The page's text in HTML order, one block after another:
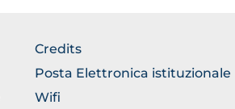
BROWSE
THE
SECTION
Credits
Posta Elettronica istituzionale
Wifi